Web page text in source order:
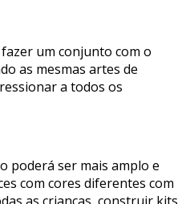
um conjunto com o
as mesmas artes de
a todos os
poderá ser mais amplo e
com cores diferentes com
as crianças, construir kits